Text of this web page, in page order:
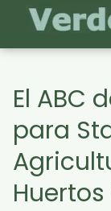
El ABC
para